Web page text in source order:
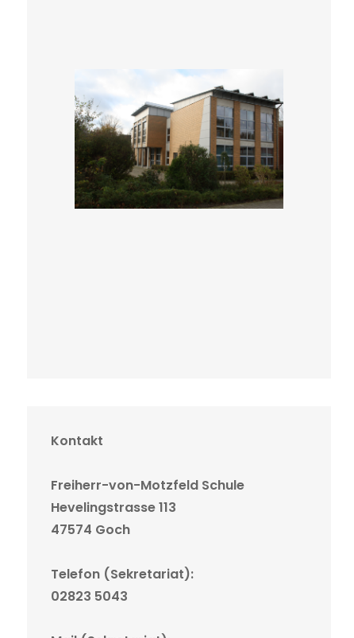
Kontakt
Freiherr-von-Motzfeld Schule
Hevelingstrasse 113
47574 Goch
Telefon (Sekretariat):
02823 5043